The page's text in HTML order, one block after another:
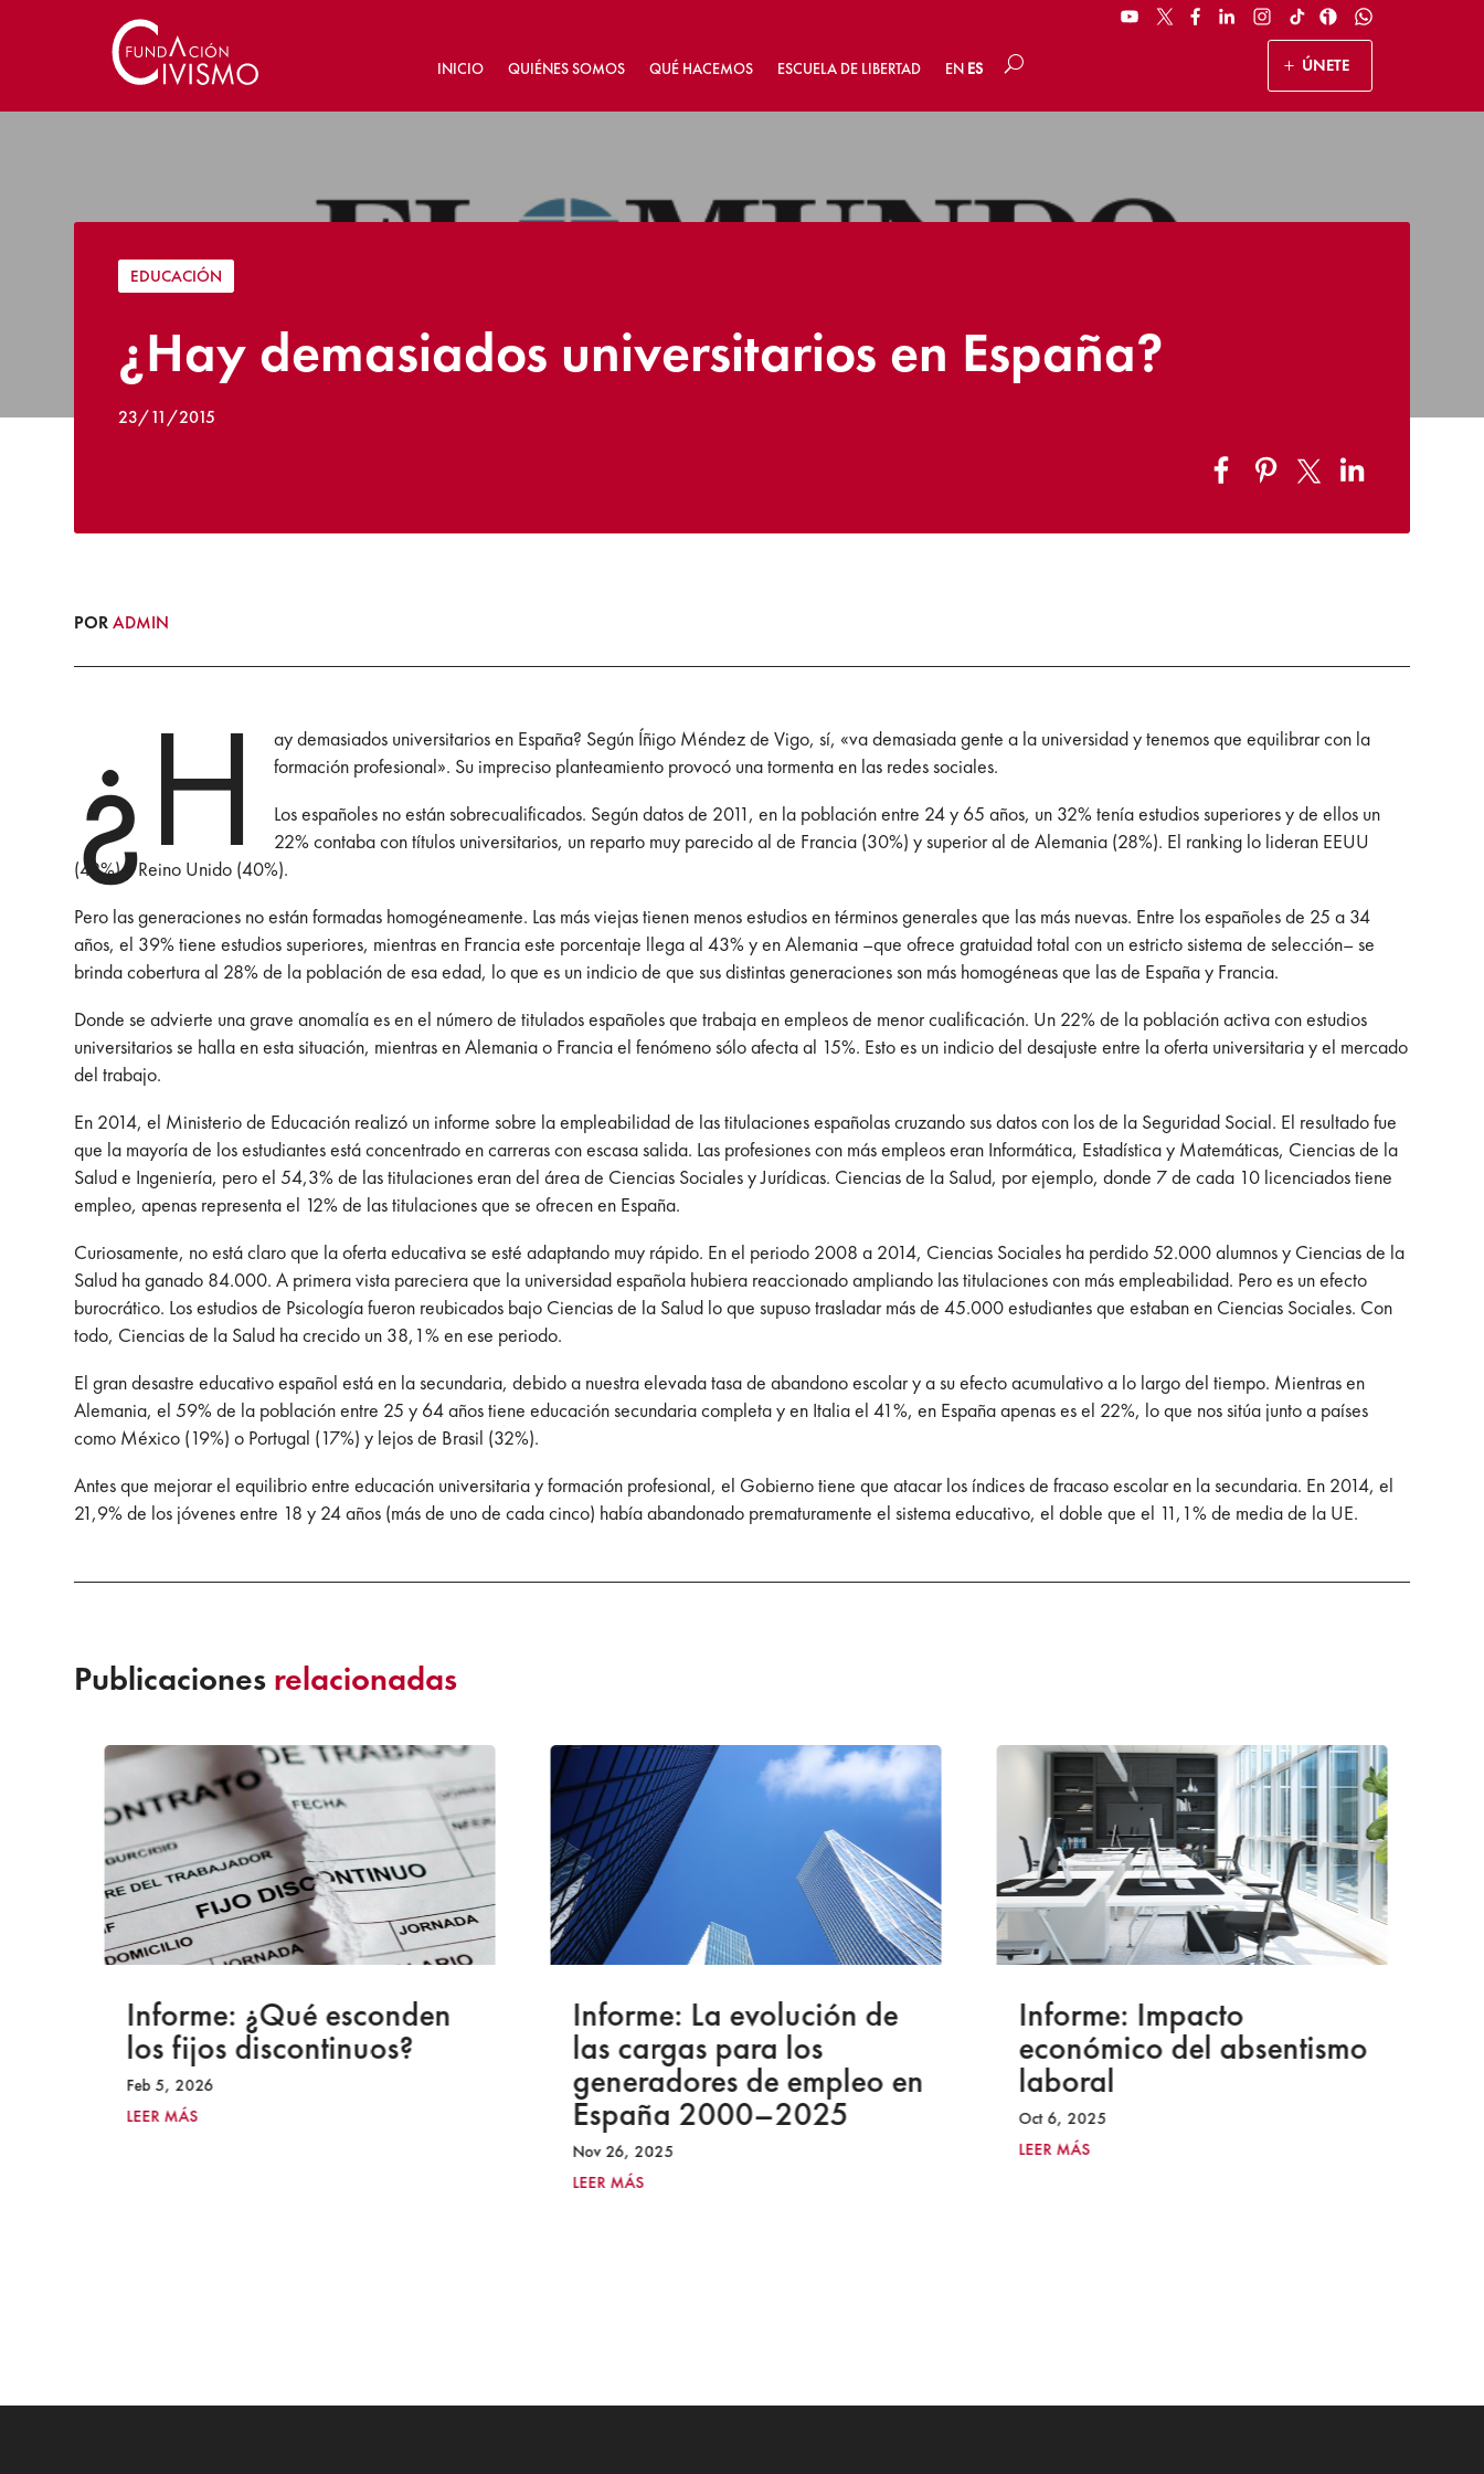
INICIO QUIÉNES SOMOS QUÉ HACEMOS ESCUELA DE LIBERTAD EN ES ÚNETE
EDUCACIÓN
¿Hay demasiados universitarios en España?
23/11/2015
PORADMIN
¿H
ay demasiados universitarios en España? Según Íñigo Méndez de Vigo, sí, «va demasiada gente a la universidad y tenemos que equilibrar con la
formación profesional». Su impreciso planteamiento provocó una tormenta en las redes sociales.
Los españoles no están sobrecualificados. Según datos de 2011, en la población entre 24 y 65 años, un 32% tenía estudios superiores y de ellos un
22% contaba con títulos universitarios, un reparto muy parecido al de Francia (30%) y superior al de Alemania (28%). El ranking lo lideran EEUU
(42%) y Reino Unido (40%).
Pero las generaciones no están formadas homogéneamente. Las más viejas tienen menos estudios en términos generales que las más nuevas. Entre los españoles de 25 a 34
años, el 39% tiene estudios superiores, mientras en Francia este porcentaje llega al 43% y en Alemania –que ofrece gratuidad total con un estricto sistema de selección– se
brinda cobertura al 28% de la población de esa edad, lo que es un indicio de que sus distintas generaciones son más homogéneas que las de España y Francia.
Donde se advierte una grave anomalía es en el número de titulados españoles que trabaja en empleos de menor cualificación. Un 22% de la población activa con estudios
universitarios se halla en esta situación, mientras en Alemania o Francia el fenómeno sólo afecta al 15%. Esto es un indicio del desajuste entre la oferta universitaria y el mercado
del trabajo.
En 2014, el Ministerio de Educación realizó un informe sobre la empleabilidad de las titulaciones españolas cruzando sus datos con los de la Seguridad Social. El resultado fue
que la mayoría de los estudiantes está concentrado en carreras con escasa salida. Las profesiones con más empleos eran Informática, Estadística y Matemáticas, Ciencias de la
Salud e Ingeniería, pero el 54,3% de las titulaciones eran del área de Ciencias Sociales y Jurídicas. Ciencias de la Salud, por ejemplo, donde 7 de cada 10 licenciados tiene
empleo, apenas representa el 12% de las titulaciones que se ofrecen en España.
Curiosamente, no está claro que la oferta educativa se esté adaptando muy rápido. En el periodo 2008 a 2014, Ciencias Sociales ha perdido 52.000 alumnos y Ciencias de la
Salud ha ganado 84.000. A primera vista pareciera que la universidad española hubiera reaccionado ampliando las titulaciones con más empleabilidad. Pero es un efecto
burocrático. Los estudios de Psicología fueron reubicados bajo Ciencias de la Salud lo que supuso trasladar más de 45.000 estudiantes que estaban en Ciencias Sociales. Con
todo, Ciencias de la Salud ha crecido un 38,1% en ese periodo.
El gran desastre educativo español está en la secundaria, debido a nuestra elevada tasa de abandono escolar y a su efecto acumulativo a lo largo del tiempo. Mientras en
Alemania, el 59% de la población entre 25 y 64 años tiene educación secundaria completa y en Italia el 41%, en España apenas es el 22%, lo que nos sitúa junto a países
como México (19%) o Portugal (17%) y lejos de Brasil (32%).
Antes que mejorar el equilibrio entre educación universitaria y formación profesional, el Gobierno tiene que atacar los índices de fracaso escolar en la secundaria. En 2014, el
21,9% de los jóvenes entre 18 y 24 años (más de uno de cada cinco) había abandonado prematuramente el sistema educativo, el doble que el 11,1% de media de la UE.
Publicaciones relacionadas
Informe: ¿Qué esconden
los fijos discontinuos?
Feb 5, 2026
LEER MÁS
Informe: La evolución de
las cargas para los
generadores de empleo en
España 2000–2025
Nov 26, 2025
LEER MÁS
Informe: Impacto
económico del absentismo
laboral
Oct 6, 2025
LEER MÁS